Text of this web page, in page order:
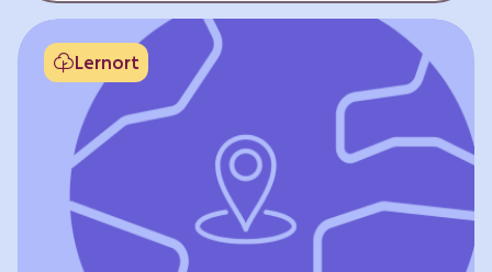
sowohl ungesund für die Tiere, als auch für
uns Menschen. Aber wie kommt der Müll
überhaupt ins Meer? In diesem Lernpfad
sammeln die Lernenden mithilfe von Fotos
Beispiele für Plastikmüll im Meer.
Arbeitsblätter…
Lernort